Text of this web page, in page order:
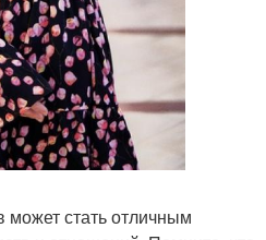
может стать отличным